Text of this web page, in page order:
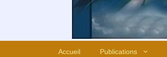
Accueil Publications